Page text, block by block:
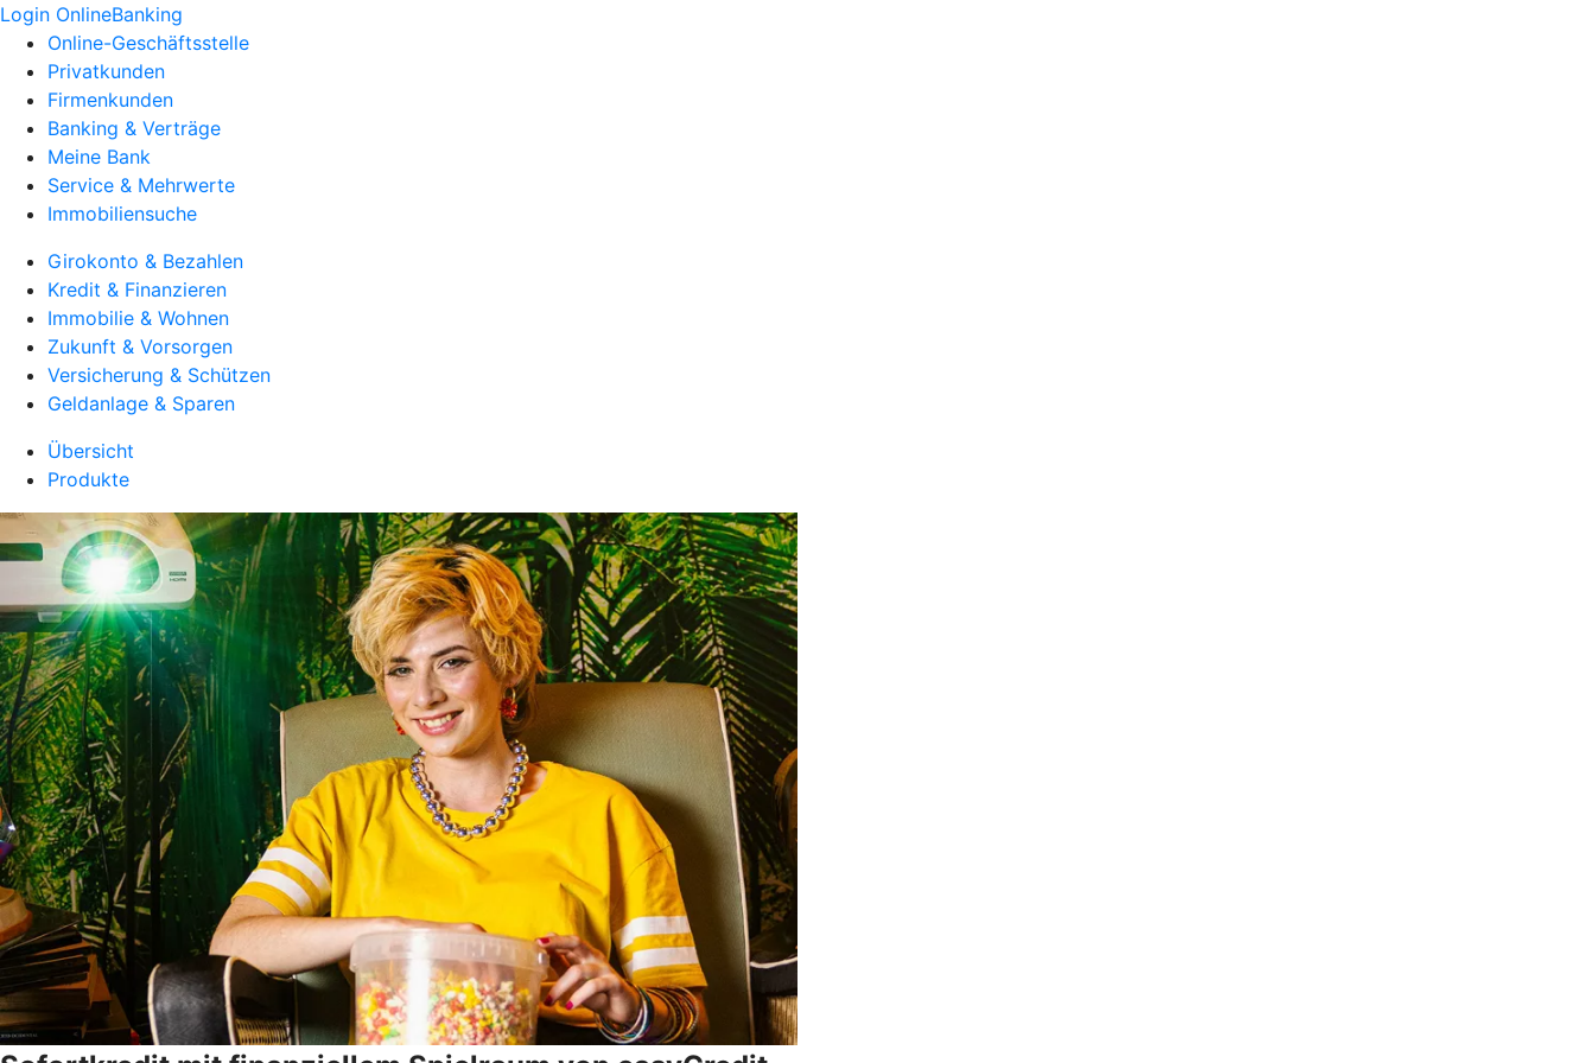
Login OnlineBanking
Online-Geschäftsstelle
Privatkunden
Firmenkunden
Banking & Verträge
Meine Bank
Service & Mehrwerte
Immobiliensuche
Girokonto & Bezahlen
Kredit & Finanzieren
Immobilie & Wohnen
Zukunft & Vorsorgen
Versicherung & Schützen
Geldanlage & Sparen
Übersicht
Produkte